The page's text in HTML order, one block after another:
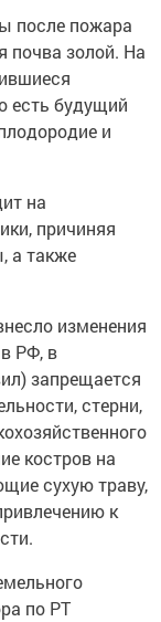
после пожара
почва золой. На
есть будущий
и
на
причиняя
а также
изменения
РФ, в
запрещается
стерни,
костров на
сухую траву,
к
по РТ